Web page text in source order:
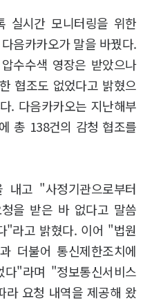
실시간 모니터링을 위한
음카카오가 말을 바꿨다.
수수색 영장은 받았으나
협조도 없었다고 밝혔으
. 다음카카오는 지난해부
총 138건의 감청 협조를
내고 "사정기관으로부터
을 받은 바 없다고 말씀
"라고 밝혔다. 이어 "법원
더불어 통신제한조치에
"라며 "정보통신서비스
라 요청 내역을 제공해 왔